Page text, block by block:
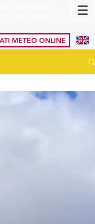
METEO ONLINE